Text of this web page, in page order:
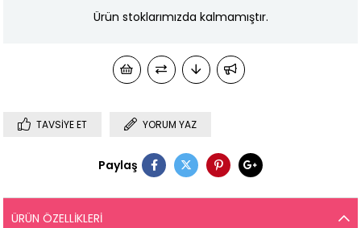
Ürün stoklarımızda kalmamıştır.
TAVSIYE ET YORUM YAZ
Paylaş
ÜRÜN ÖZELLIKLERI